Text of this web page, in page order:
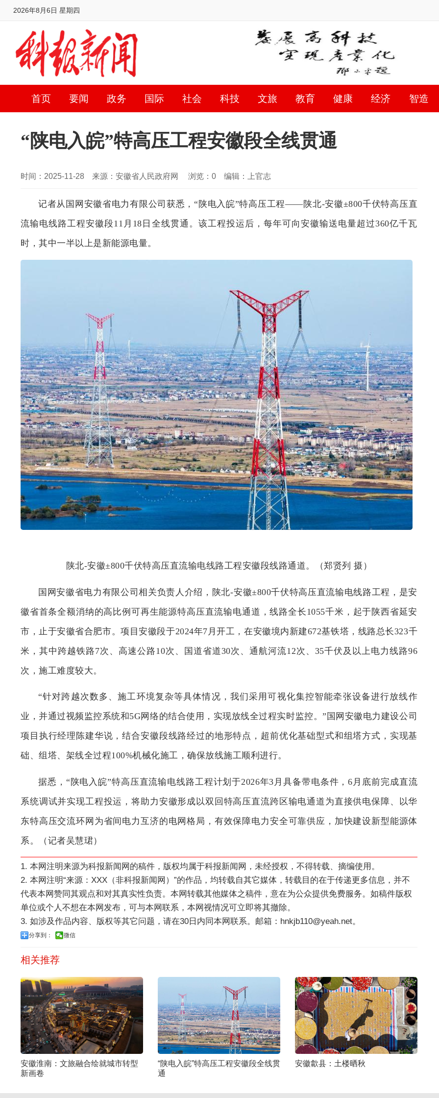
2026年8月6日 星期四
首页 要闻 政务 国际 社会 科技 文旅 教育 健康 经济 智造
“陕电入皖”特高压工程安徽段全线贯通
时间：2025-11-28 来源：安徽省人民政府网 浏览： 0 编辑：上官志
记者从国网安徽省电力有限公司获悉，“陕电入皖”特高压工程——陕北-安徽±800千伏特高压直
流输电线路工程安徽段11月18日全线贯通。该工程投运后，每年可向安徽输送电量超过360亿千瓦
时，其中一半以上是新能源电量。
陕北-安徽±800千伏特高压直流输电线路工程安徽段线路通道。（郑贤列 摄）
国网安徽省电力有限公司相关负责人介绍，陕北-安徽±800千伏特高压直流输电线路工程，是安
徽省首条全额消纳的高比例可再生能源特高压直流输电通道，线路全长1055千米，起于陕西省延安
市，止于安徽省合肥市。项目安徽段于2024年7月开工，在安徽境内新建672基铁塔，线路总长323千
米，其中跨越铁路7次、高速公路10次、国道省道30次、通航河流12次、35千伏及以上电力线路96
次，施工难度较大。
“针对跨越次数多、施工环境复杂等具体情况，我们采用可视化集控智能牵张设备进行放线作
业，并通过视频监控系统和5G网络的结合使用，实现放线全过程实时监控。”国网安徽电力建设公司
项目执行经理陈建华说，结合安徽段线路经过的地形特点，超前优化基础型式和组塔方式，实现基
础、组塔、架线全过程100%机械化施工，确保放线施工顺利进行。
据悉，“陕电入皖”特高压直流输电线路工程计划于2026年3月具备带电条件，6月底前完成直流
系统调试并实现工程投运，将助力安徽形成以双回特高压直流跨区输电通道为直接供电保障、以华
东特高压交流环网为省间电力互济的电网格局，有效保障电力安全可靠供应，加快建设新型能源体
系。（记者吴慧珺）
1. 本网注明来源为科报新闻网的稿件，版权均属于科报新闻网，未经授权，不得转载、摘编使用。
2. 本网注明“来源：XXX（非科报新闻网）”的作品，均转载自其它媒体，转载目的在于传递更多信息，并不
代表本网赞同其观点和对其真实性负责。本网转载其他媒体之稿件，意在为公众提供免费服务。如稿件版权
单位或个人不想在本网发布，可与本网联系，本网视情况可立即将其撤除。
3. 如涉及作品内容、版权等其它问题，请在30日内同本网联系。邮箱：hnkjb110@yeah.net。
分享到： 微信
相关推荐
安徽淮南：文旅融合绘就城市转型
新画卷
“陕电入皖”特高压工程安徽段全线贯
通
安徽歙县：土楼晒秋